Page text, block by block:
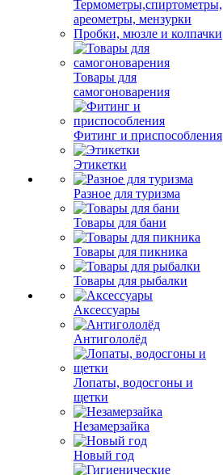
Термометры,спиртометры,
ареометры, мензурки
Пробки, мюзле и колпачки
Товары для
самогоноварения
Фитинг и приспособления
Этикетки
Разное для туризма
Товары для бани
Товары для пикника
Товары для рыбалки
Аксессуары
Антигололёд
Лопаты, водосгоны и
щетки
Незамерзайка
Новый год